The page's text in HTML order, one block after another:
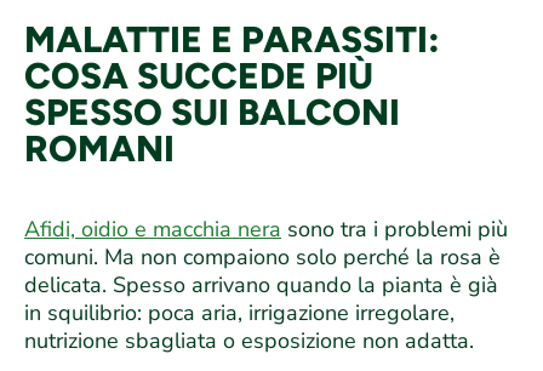
MALATTIE E PARASSITI:
COSA SUCCEDE PIÙ
SPESSO SUI BALCONI
ROMANI
Afidi, oidio e macchia nera sono tra i problemi più
comuni. Ma non compaiono solo perché la rosa è
delicata. Spesso arrivano quando la pianta è già
in squilibrio: poca aria, irrigazione irregolare,
nutrizione sbagliata o esposizione non adatta.